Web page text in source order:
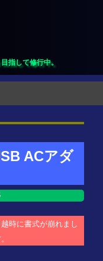
指して修行中。
ACアダ
時に書式が崩れまし